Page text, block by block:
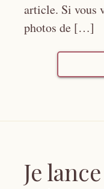
article. Si vous
photos de […]
Je